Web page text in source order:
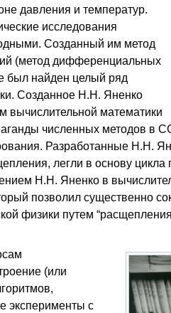
давления и температур.
исследования
Созданный им метод
(метод дифференциальных
был найден целый ряд
Созданное Н.Н. Яненко
вычислительной математики
численных методов в
Разработанные Н.Н.
легли в основу цикла
Н.Н. Яненко в
позволил существенно
физики путем
(или
эксперименты с